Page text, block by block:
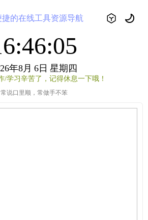
年8月 6日 星期四
/学习辛苦了，记得休息一下哦！
常说口里顺，常做手不笨